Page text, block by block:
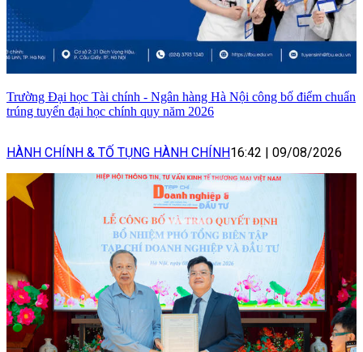
Trường Đại học Tài chính - Ngân hàng Hà Nội công bố điểm chuẩn
trúng tuyển đại học chính quy năm 2026
HÀNH CHÍNH & TỐ TỤNG HÀNH CHÍNH16:42 | 09/08/2026